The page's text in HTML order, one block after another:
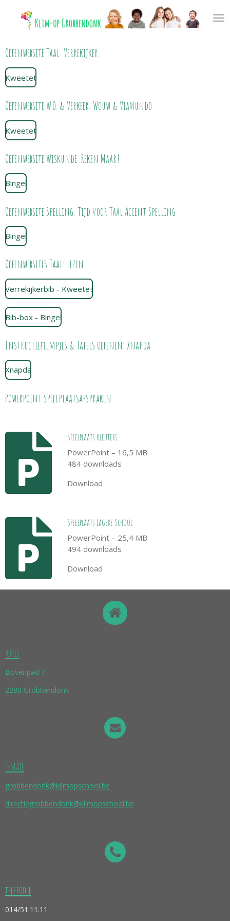
direct
hoofdinhoud
Oefenwebsite Taal: Verrekijker
Kweetet
Oefenwebsite W.O. & Verkeer: Wouw & ViaMundo
Kweetet
Oefenwebsite Wiskunde: Reken Maar!
Bingel
Oefenwebsite Spelling: Tijd voor Taal Accent Spelling
Bingel
Oefenwebsites Taal: Lezen
Verrekijkerbib - Kweetet
Bib-box - Bingel
Instructiefilmpjes & Tafels oefenen: Xnapda
Xnapda
Powerpoint speelplaatsafspraken
Speelplaats Kleuters
PowerPoint – 16,5 MB
484 downloads
Download
Speelplaats Lagere School
PowerPoint – 25,4 MB
494 downloads
Download
adres
Bovenpad 7
2280 Grobbendonk
E-mail
grobbendonk@klimopschool.be
directiegrobbendonk@klimopschool.be
telefoon
014/51.11.11